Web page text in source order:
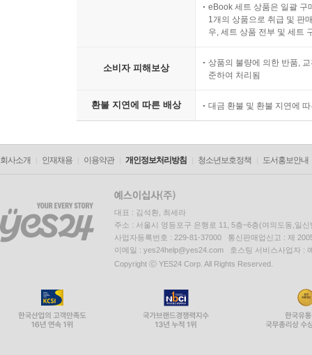
eBook 세트 상품은 일괄 구
1개의 상품으로 취급 및 판
우, 세트 상품 전부 및 세트
소비자 피해보상
상품의 불량에 의한 반품,
준하여 처리됨
환불 지연에 따른 배상 대금 환불 및 환불 지연에
회사소개 인재채용 이용약관 개인정보처리방침 청소년보호정책 도서홍보안내
대표 : 김석환, 최세라
주소 : 서울시 영등포구 은행로 11, 5층~6층(여의도동,일신
사업자등록번호 : 229-81-37000 통신판매업신고 : 제
이메일 : yes24help@yes24.com 호스팅 서비스사업자 :
Copyright ⓒ YES24 Corp. All Rights Reserved.